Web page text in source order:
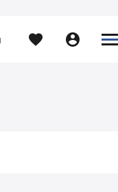
  

